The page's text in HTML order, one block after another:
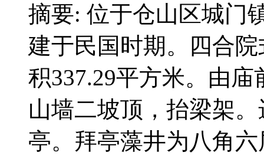
摘要: 位于仓山区城门
建于民国时期。四合
积337.29平方米。由
山墙二坡顶，抬梁架
亭。拜亭藻井为八角